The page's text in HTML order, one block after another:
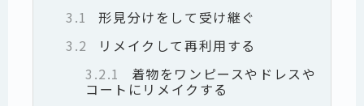
3.1
形見分けをして受け継ぐ
3.2
リメイクして再利用する
3.2.1
着物をワンピースやドレスや
コートにリメイクする